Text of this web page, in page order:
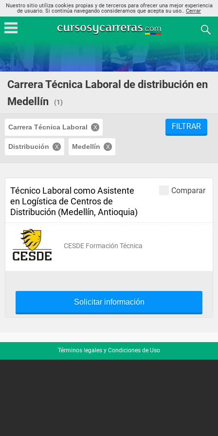
Nuestro sitio utiliza cookies propias y de terceros para ofrecer una mejor experiencia
de usuario. Si continúa navegando consideramos que acepta su uso.. Cerrar
Carrera Técnica Laboral de distribución en
Medellín
(1)
Carrera Técnica Laboral
Distribución Medellín
FILTRAR
Comparar
Técnico Laboral como Asistente
en Logística de Centros de
Distribución (Medellín, Antioquia)
CESDE Formación Técnica
Solicitar información
Términos legales y Condiciones de Uso